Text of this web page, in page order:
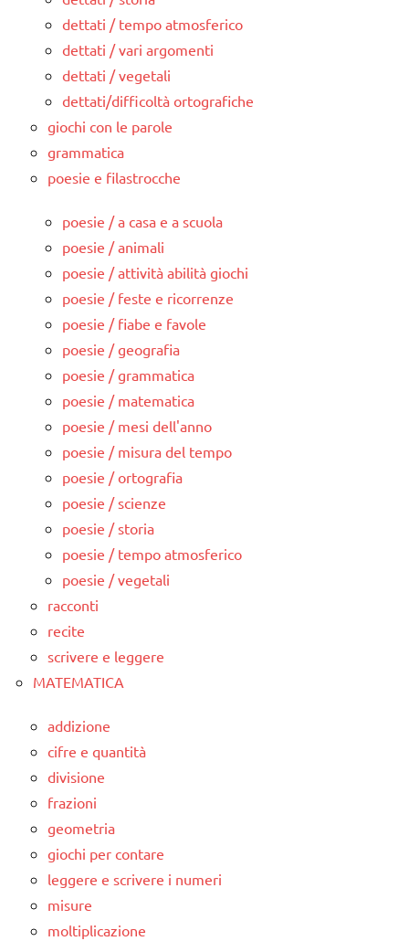
dettati / tempo atmosferico
dettati / vari argomenti
dettati / vegetali
dettati/difficoltà ortografiche
giochi con le parole
grammatica
poesie e filastrocche
poesie / a casa e a scuola
poesie / animali
poesie / attività abilità giochi
poesie / feste e ricorrenze
poesie / fiabe e favole
poesie / geografia
poesie / grammatica
poesie / matematica
poesie / mesi dell'anno
poesie / misura del tempo
poesie / ortografia
poesie / scienze
poesie / storia
poesie / tempo atmosferico
poesie / vegetali
racconti
recite
scrivere e leggere
MATEMATICA
addizione
cifre e quantità
divisione
frazioni
geometria
giochi per contare
leggere e scrivere i numeri
misure
moltiplicazione